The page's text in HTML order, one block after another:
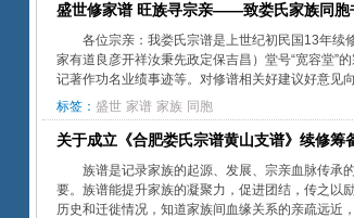
盛世修家谱 旺族寻宗亲——致娄氏家族同胞
各位宗亲：我娄氏宗谱是上世纪初民国13年续
家有道良彦开祥汝秉先政定保吉昌）堂号“宽容堂”
记著作功名业绩事迹等。对修谱相关好建议好意见
标签： 盛世 家谱 家族 同胞
关于成立《合肥娄氏宗谱黄山支谱》续修筹
族谱是记录家族的起源、发展、宗亲血脉传承
要。族谱能提升家族的凝聚力，促进团结，传之以
历史和迁徙情况，知道家族间血缘关系的亲疏远近